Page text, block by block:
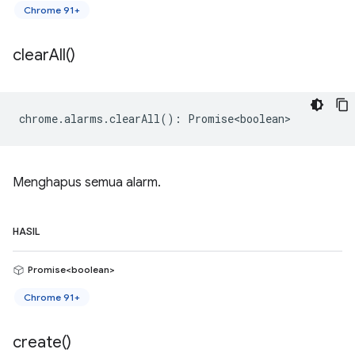
Chrome 91+
clearAll()
chrome.alarms .clearAll() : Promise<boolean>
Menghapus semua alarm.
HASIL
Promise<boolean>
Chrome 91+
create()